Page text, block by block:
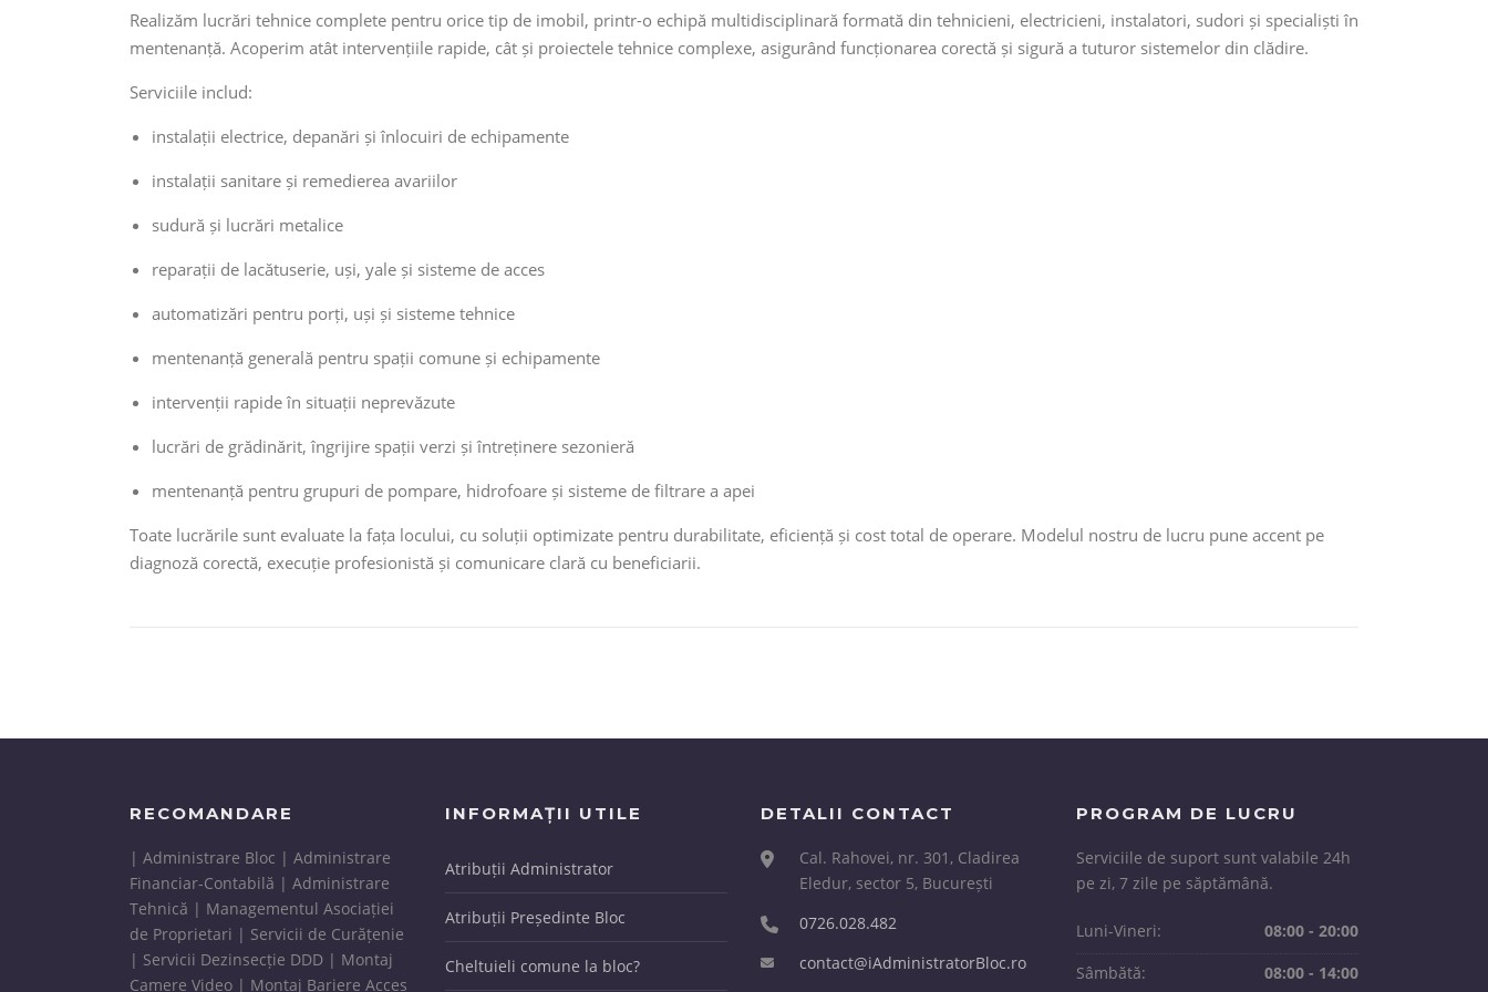
Realizăm lucrări tehnice complete pentru orice tip de imobil, printr-o echipă multidisciplinară formată din tehnicieni, electricieni, instalatori, sudori și specialiști în
mentenanță. Acoperim atât intervențiile rapide, cât și proiectele tehnice complexe, asigurând funcționarea corectă și sigură a tuturor sistemelor din clădire.
Serviciile includ:
instalații electrice, depanări și înlocuiri de echipamente
instalații sanitare și remedierea avariilor
sudură și lucrări metalice
reparații de lacătuserie, uși, yale și sisteme de acces
automatizări pentru porți, uși și sisteme tehnice
mentenanță generală pentru spații comune și echipamente
intervenții rapide în situații neprevăzute
lucrări de grădinărit, îngrijire spații verzi și întreținere sezonieră
mentenanță pentru grupuri de pompare, hidrofoare și sisteme de filtrare a apei
Toate lucrările sunt evaluate la fața locului, cu soluții optimizate pentru durabilitate, eficiență și cost total de operare. Modelul nostru de lucru pune accent pe
diagnoză corectă, execuție profesionistă și comunicare clară cu beneficiarii.
RECOMANDARE
| Administrare Bloc | Administrare
Financiar-Contabilă | Administrare
Tehnică | Managementul Asociației
de Proprietari | Servicii de Curățenie
| Servicii Dezinsecție DDD | Montaj
Camere Video | Montaj Bariere Acces
INFORMAȚII UTILE
Atribuții Administrator
Atribuții Președinte Bloc
Cheltuieli comune la bloc?
DETALII CONTACT
Cal. Rahovei, nr. 301, Cladirea
Eledur, sector 5, București
0726.028.482
contact@iAdministratorBloc.ro
PROGRAM DE LUCRU
Serviciile de suport sunt valabile 24h
pe zi, 7 zile pe săptămână.
Luni-Vineri:
08:00 - 20:00
Sâmbătă:
08:00 - 14:00